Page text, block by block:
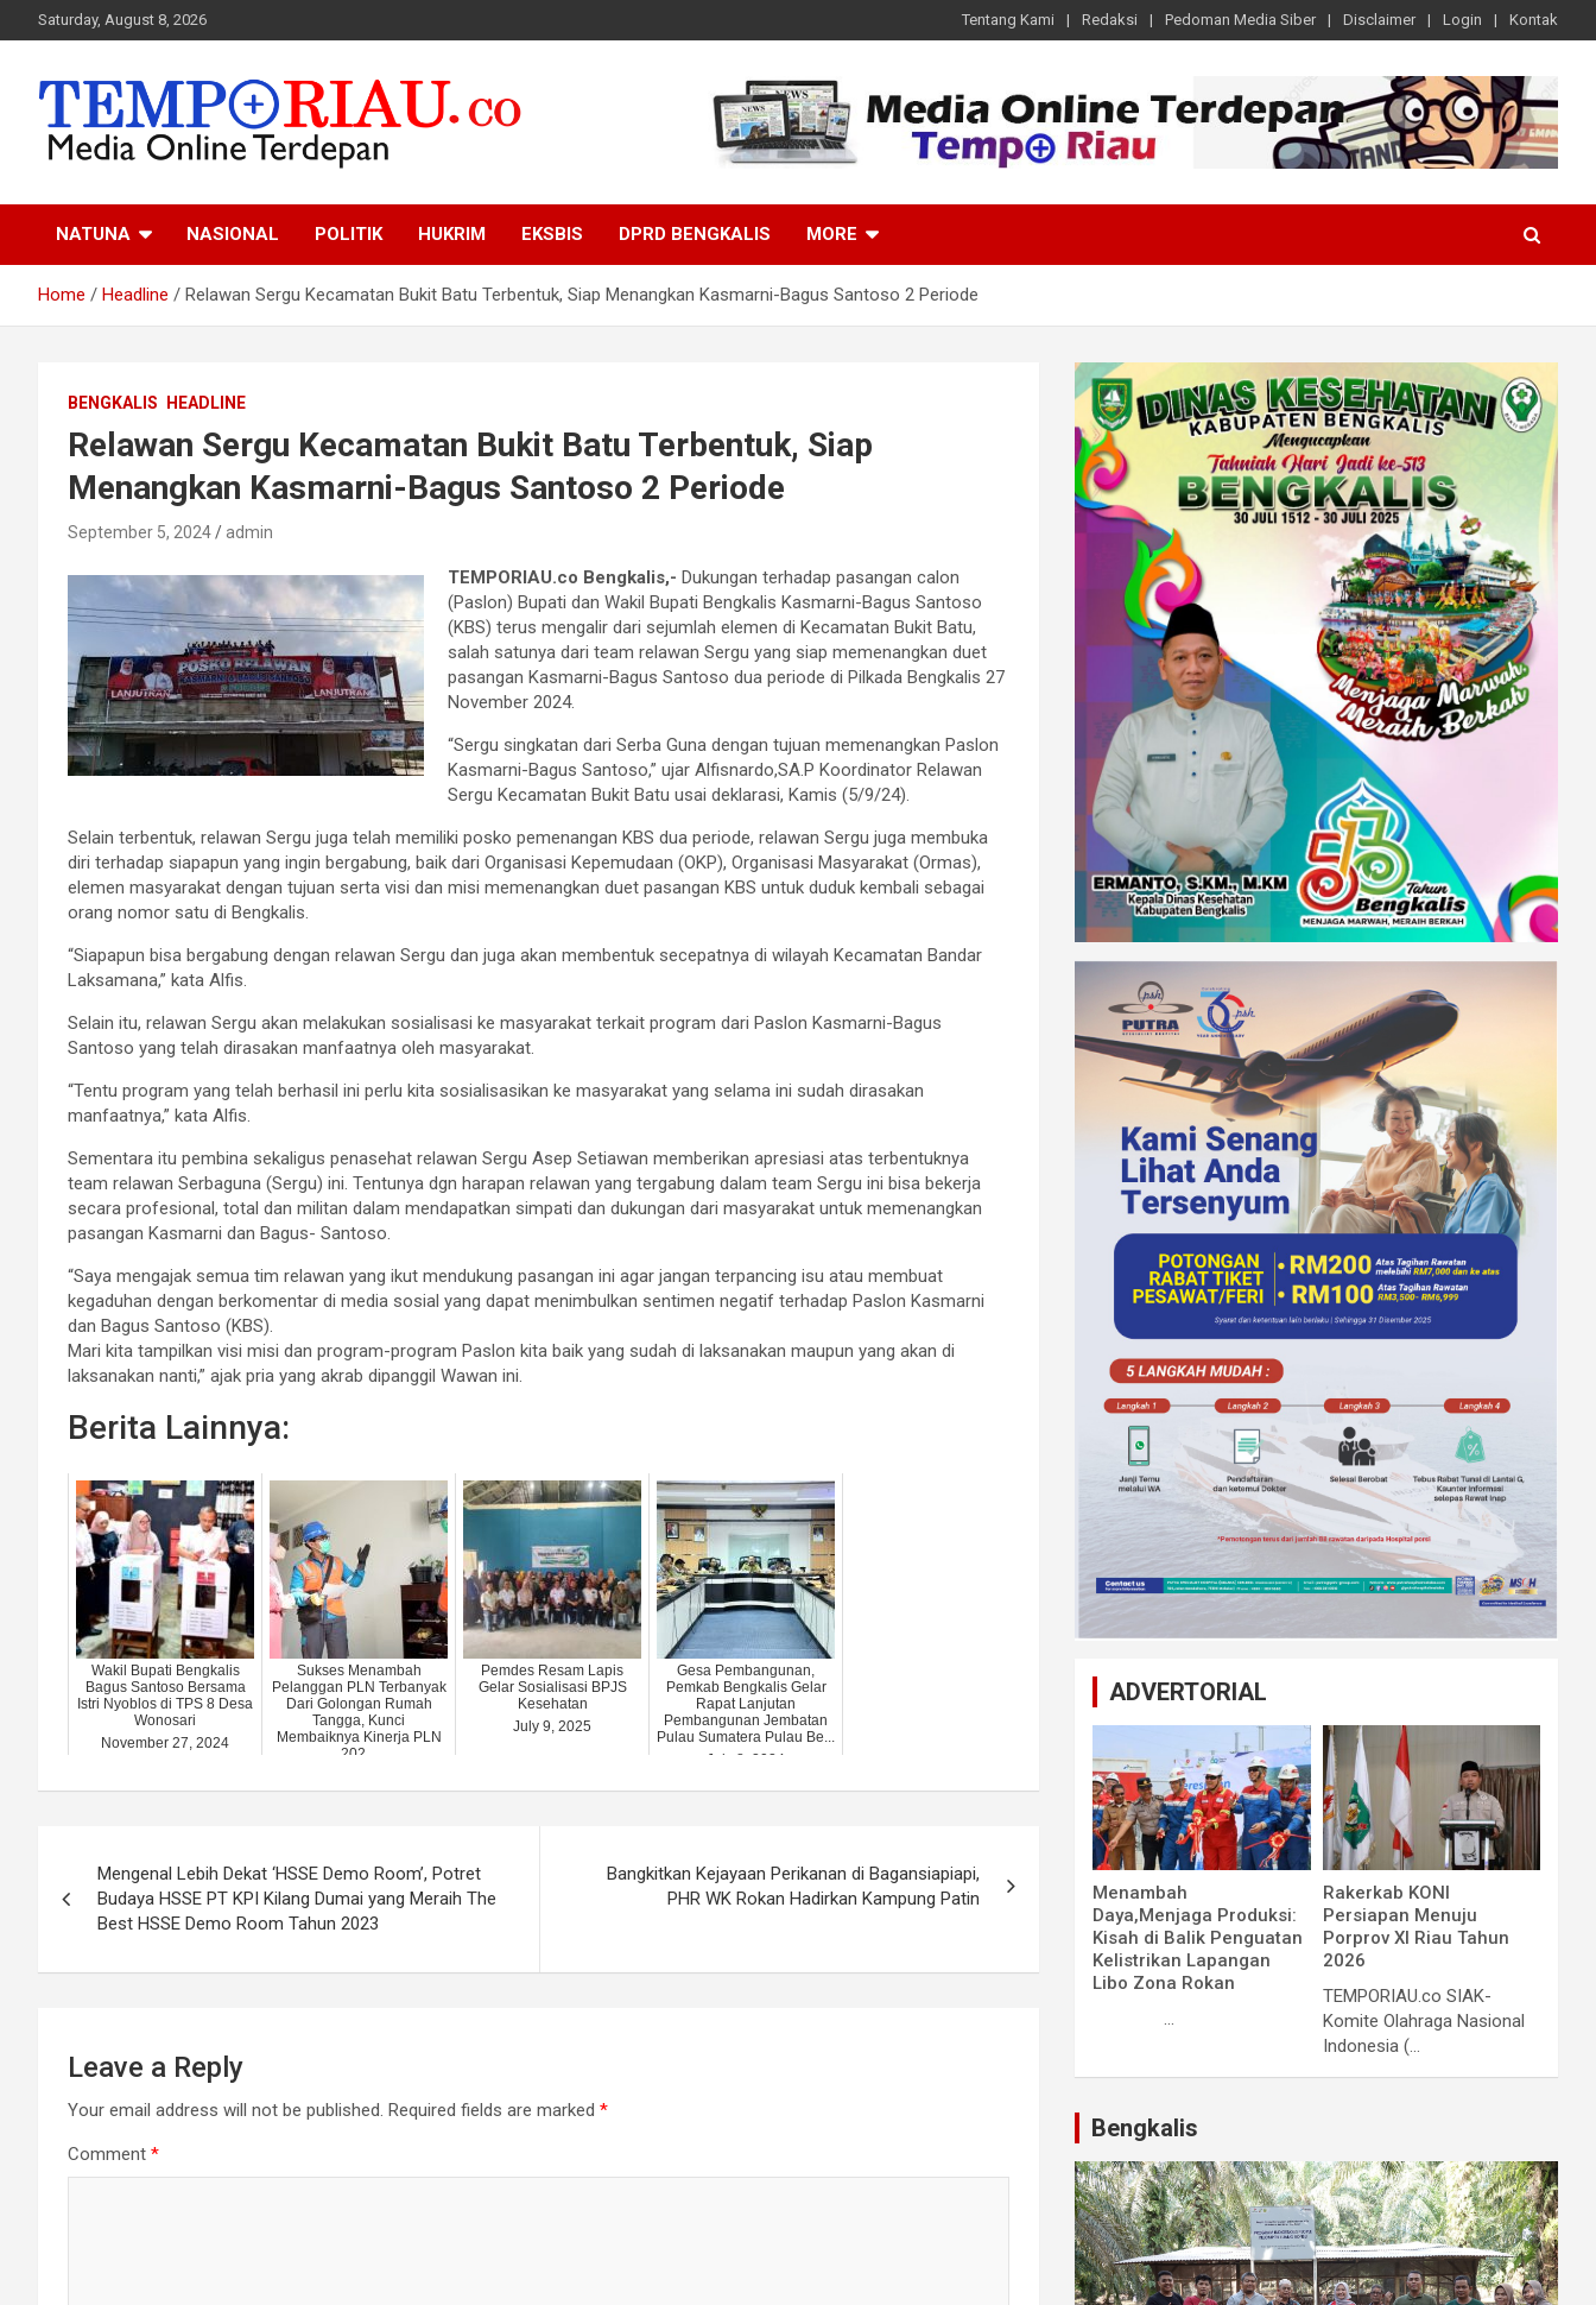
to
Saturday, August 8, 2026 Tentang Kami Redaksi Pedoman Media Siber Disclaimer Login Kontak
Tempo Riau
NATUNA NASIONAL POLITIK HUKRIM EKSBIS DPRD BENGKALIS MORE
Home Headline Relawan Sergu Kecamatan Bukit Batu Terbentuk, Siap Menangkan Kasmarni-Bagus Santoso 2 Periode
BENGKALIS HEADLINE
Relawan Sergu Kecamatan Bukit Batu Terbentuk, Siap
Menangkan Kasmarni-Bagus Santoso 2 Periode
September 5, 2024 admin
TEMPORIAU.co Bengkalis,- Dukungan terhadap pasangan calon
(Paslon) Bupati dan Wakil Bupati Bengkalis Kasmarni-Bagus Santoso
(KBS) terus mengalir dari sejumlah elemen di Kecamatan Bukit Batu,
salah satunya dari team relawan Sergu yang siap memenangkan duet
pasangan Kasmarni-Bagus Santoso dua periode di Pilkada Bengkalis 27
November 2024.
“Sergu singkatan dari Serba Guna dengan tujuan memenangkan Paslon
Kasmarni-Bagus Santoso,” ujar Alfisnardo,SA.P Koordinator Relawan
Sergu Kecamatan Bukit Batu usai deklarasi, Kamis (5/9/24).
Selain terbentuk, relawan Sergu juga telah memiliki posko pemenangan KBS dua periode, relawan Sergu juga membuka
diri terhadap siapapun yang ingin bergabung, baik dari Organisasi Kepemudaan (OKP), Organisasi Masyarakat (Ormas),
elemen masyarakat dengan tujuan serta visi dan misi memenangkan duet pasangan KBS untuk duduk kembali sebagai
orang nomor satu di Bengkalis.
“Siapapun bisa bergabung dengan relawan Sergu dan juga akan membentuk secepatnya di wilayah Kecamatan Bandar
Laksamana,” kata Alfis.
Selain itu, relawan Sergu akan melakukan sosialisasi ke masyarakat terkait program dari Paslon Kasmarni-Bagus
Santoso yang telah dirasakan manfaatnya oleh masyarakat.
“Tentu program yang telah berhasil ini perlu kita sosialisasikan ke masyarakat yang selama ini sudah dirasakan
manfaatnya,” kata Alfis.
Sementara itu pembina sekaligus penasehat relawan Sergu Asep Setiawan memberikan apresiasi atas terbentuknya
team relawan Serbaguna (Sergu) ini. Tentunya dgn harapan relawan yang tergabung dalam team Sergu ini bisa bekerja
secara profesional, total dan militan dalam mendapatkan simpati dan dukungan dari masyarakat untuk memenangkan
pasangan Kasmarni dan Bagus- Santoso.
“Saya mengajak semua tim relawan yang ikut mendukung pasangan ini agar jangan terpancing isu atau membuat
kegaduhan dengan berkomentar di media sosial yang dapat menimbulkan sentimen negatif terhadap Paslon Kasmarni
dan Bagus Santoso (KBS).
Mari kita tampilkan visi misi dan program-program Paslon kita baik yang sudah di laksanakan maupun yang akan di
laksanakan nanti,” ajak pria yang akrab dipanggil Wawan ini.
Berita Lainnya:
Wakil Bupati Bengkalis
Bagus Santoso Bersama
Istri Nyoblos di TPS 8 Desa
Wonosari
November 27, 2024
Sukses Menambah
Pelanggan PLN Terbanyak
Dari Golongan Rumah
Tangga, Kunci
Membaiknya Kinerja PLN
202...
Pemdes Resam Lapis
Gelar Sosialisasi BPJS
Kesehatan
July 9, 2025
Gesa Pembangunan,
Pemkab Bengkalis Gelar
Rapat Lanjutan
Pembangunan Jembatan
Pulau Sumatera Pulau Be...
July 8, 2024
navigation
Mengenal Lebih Dekat ‘HSSE Demo Room’, Potret
Budaya HSSE PT KPI Kilang Dumai yang Meraih The
Best HSSE Demo Room Tahun 2023
Bangkitkan Kejayaan Perikanan di Bagansiapiapi,
PHR WK Rokan Hadirkan Kampung Patin
Leave a Reply
Your email address will not be published. Required fields are marked *
Comment *
ADVERTORIAL
Menambah
Daya,Menjaga Produksi:
Kisah di Balik Penguatan
Kelistrikan Lapangan
Libo Zona Rokan
...
Rakerkab KONI
Persiapan Menuju
Porprov XI Riau Tahun
2026
TEMPORIAU.co SIAK-
Komite Olahraga Nasional
Indonesia (...
Bengkalis